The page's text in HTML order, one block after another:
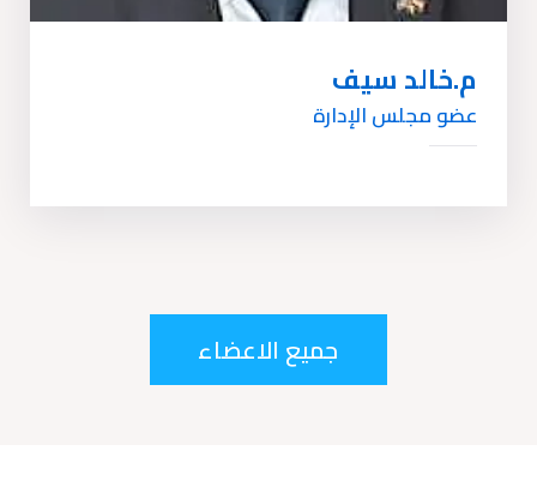
م.خالد سيف
عضو مجلس الإدارة
جميع الاعضاء